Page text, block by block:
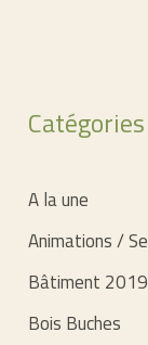
Catégories
A la une
Animations /
Bâtiment 2019
Bois Buches